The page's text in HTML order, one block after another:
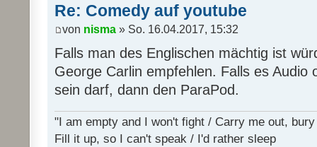
Re: Comedy auf youtube
von nisma » So. 16.04.2017, 15:32
Falls man des Englischen mächtig ist
George Carlin empfehlen. Falls es Audio
sein darf, dann den ParaPod.
"I am empty and I won't fight / Carry me out,
Fill it up, so I can't speak / I'd rather sleep